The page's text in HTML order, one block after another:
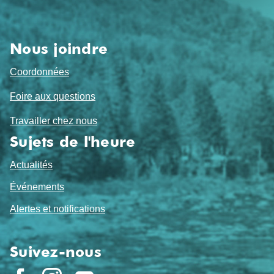
de
page
Nous joindre
Coordonnées
Foire aux questions
Travailler chez nous
Sujets de l'heure
Actualités
Événements
Alertes et notifications
Suivez-nous